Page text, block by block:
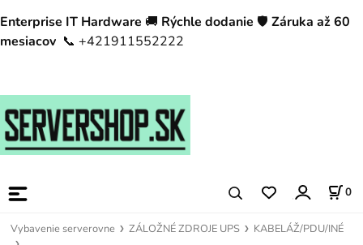
Enterprise IT Hardware 🚚 Rýchle dodanie 🛡️ Záruka až 60
mesiacov 📞 +421911552222
0
Vybavenie serverovne ZÁLOŽNÉ ZDROJE UPS KABELÁŽ/PDU/INÉ